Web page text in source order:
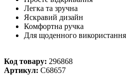
Легка та зручна
Яскравий дизайн
Комфортна ручка
Для щоденного використання
Код товару: 296868
Артикул: C68657